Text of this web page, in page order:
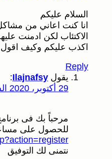
السلام عليكم
انا كنت اعاني من
الاكتئاب لكن ادمنت
اكذب عليكم وكيف اقول
Reply
يقول Ilajnafsy
:
29 أكتوبر، 2020 الساعة 7:18 ص
مرحباً بك فى
للحصول على
نتمنى لك التوفيق